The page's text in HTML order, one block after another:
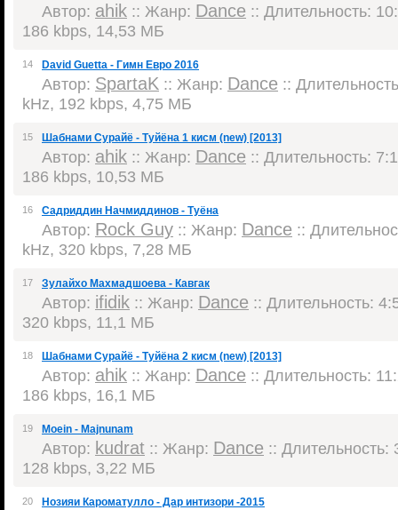
Автор: ahik :: Жанр: Dance :: Длительность:
186 kbps, 14,53 МБ
14 David Guetta - Гимн Евро 2016
Автор: SpartaK :: Жанр: Dance ::
kHz, 192 kbps, 4,75 МБ
15 Шабнами Сурайё - Туйёна 1 кисм (new) [2013]
Автор: ahik :: Жанр: Dance :: Длительность:
186 kbps, 10,53 МБ
16 Садриддин Начмиддинов - Туёна
Автор: Rock Guy :: Жанр: Dance ::
kHz, 320 kbps, 7,28 МБ
17 Зулайхо Махмадшоева - Кавгак
Автор: ifidik :: Жанр: Dance :: Длительность:
320 kbps, 11,1 МБ
18 Шабнами Сурайё - Туйёна 2 кисм (new) [2013]
Автор: ahik :: Жанр: Dance :: Длительность:
186 kbps, 16,1 МБ
19 Moein - Majnunam
Автор: kudrat :: Жанр: Dance :: Длительность:
128 kbps, 3,22 МБ
20 Нозияи Кароматулло - Дар интизори -2015